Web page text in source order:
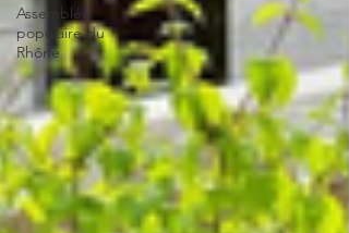
Assemblée
populaire du
Rhône